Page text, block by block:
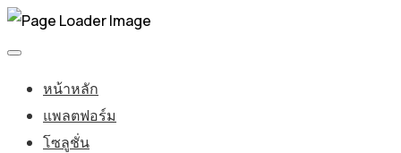
หน้าหลัก
แพลตฟอร์ม
โซลูชั่น